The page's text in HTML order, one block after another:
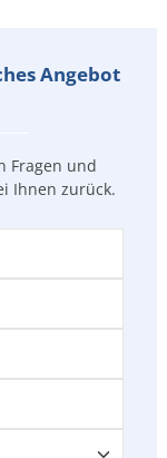
Angebot
Fragen und
Ihnen zurück.